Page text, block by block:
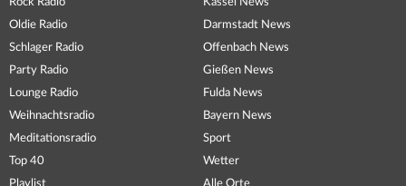
Oldie Radio
Schlager Radio
Party Radio
Lounge Radio
Weihnachtsradio
Meditationsradio
Top 40
Playlist
Darmstadt News
Offenbach News
Gießen News
Fulda News
Bayern News
Sport
Wetter
Alle Orte